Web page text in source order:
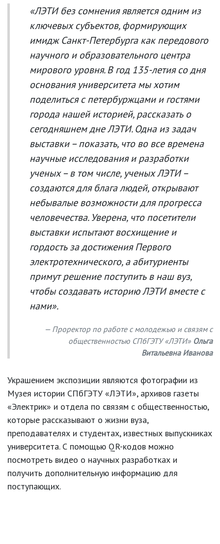
«ЛЭТИ без сомнения является одним из
ключевых субъектов, формирующих
имидж Санкт-Петербурга как передового
научного и образовательного центра
мирового уровня. В год 135-летия со дня
основания университета мы хотим
поделиться с петербуржцами и гостями
города нашей историей, рассказать о
сегодняшнем дне ЛЭТИ. Одна из задач
выставки – показать, что во все времена
научные исследования и разработки
ученых – в том числе, ученых ЛЭТИ –
создаются для блага людей, открывают
небывалые возможности для прогресса
человечества. Уверена, что посетители
выставки испытают восхищение и
гордость за достижения Первого
электротехнического, а абитуриенты
примут решение поступить в наш вуз,
чтобы создавать историю ЛЭТИ вместе с
нами».
Проректор по работе с молодежью и связям с
общественностью СПбГЭТУ «ЛЭТИ» Ольга
Витальевна Иванова
Украшением экспозиции являются фотографии из
Музея истории СПбГЭТУ «ЛЭТИ», архивов газеты
«Электрик» и отдела по связям с общественностью,
которые рассказывают о жизни вуза,
преподавателях и студентах, известных выпускниках
университета. С помощью QR-кодов можно
посмотреть видео о научных разработках и
получить дополнительную информацию для
поступающих.